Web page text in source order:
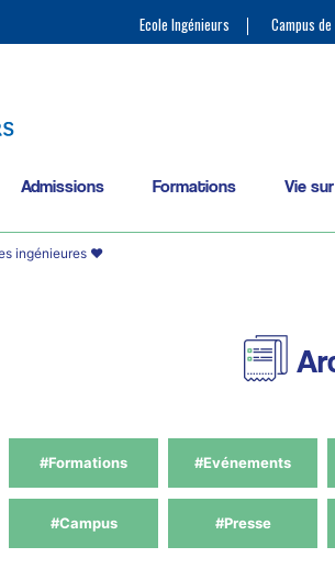
Ecole Ingénieurs Campus
Admissions Formations Vie
ingénieures ❤️
#Formations #Evénements
#Campus #Presse